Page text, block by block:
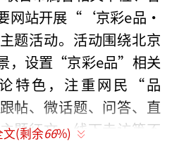
网站开展“‘京彩e品•
题活动。活动围绕北京
，设置“京彩e品”相关
特色，注重网民“品
帖、微话题、问答、直
题征文、线下走访等不
文(剩余66%)